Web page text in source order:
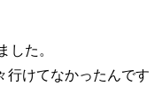
した。
行けてなかったんです